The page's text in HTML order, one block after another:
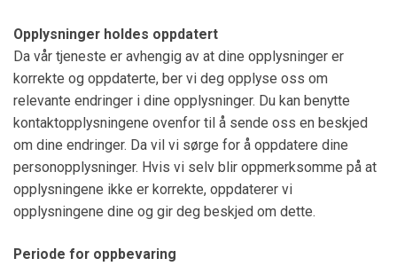
Opplysninger holdes oppdatert
Da vår tjeneste er avhengig av at dine opplysninger er
korrekte og oppdaterte, ber vi deg opplyse oss om
relevante endringer i dine opplysninger. Du kan benytte
kontaktopplysningene ovenfor til å sende oss en beskjed
om dine endringer. Da vil vi sørge for å oppdatere dine
personopplysninger. Hvis vi selv blir oppmerksomme på at
opplysningene ikke er korrekte, oppdaterer vi
opplysningene dine og gir deg beskjed om dette.
Periode for oppbevaring